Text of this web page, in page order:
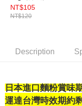
NT$105
NT$120
Description
日本進口麵粉賞味
運達台灣時效期約